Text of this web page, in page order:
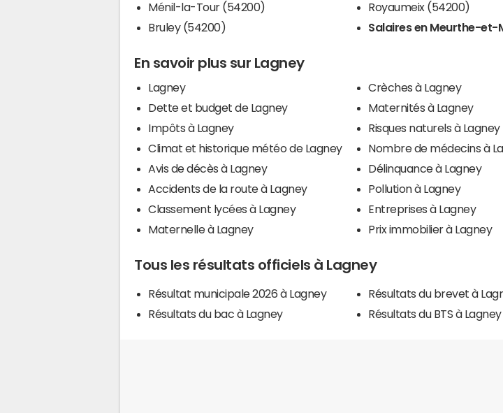
Ménil-la-Tour (54200)
Bruley (54200)
Royaumeix (54200)
Salaires en Meurthe-et-
En savoir plus sur Lagney
Lagney
Dette et budget de Lagney
Impôts à Lagney
Climat et historique météo de Lagney
Avis de décès à Lagney
Accidents de la route à Lagney
Classement lycées à Lagney
Maternelle à Lagney
Crèches à Lagney
Maternités à Lagney
Risques naturels à Lagney
Nombre de médecins à
Délinquance à Lagney
Pollution à Lagney
Entreprises à Lagney
Prix immobilier à Lagney
Tous les résultats officiels à Lagney
Résultat municipale 2026 à Lagney
Résultats du bac à Lagney
Résultats du brevet à
Résultats du BTS à Lagney